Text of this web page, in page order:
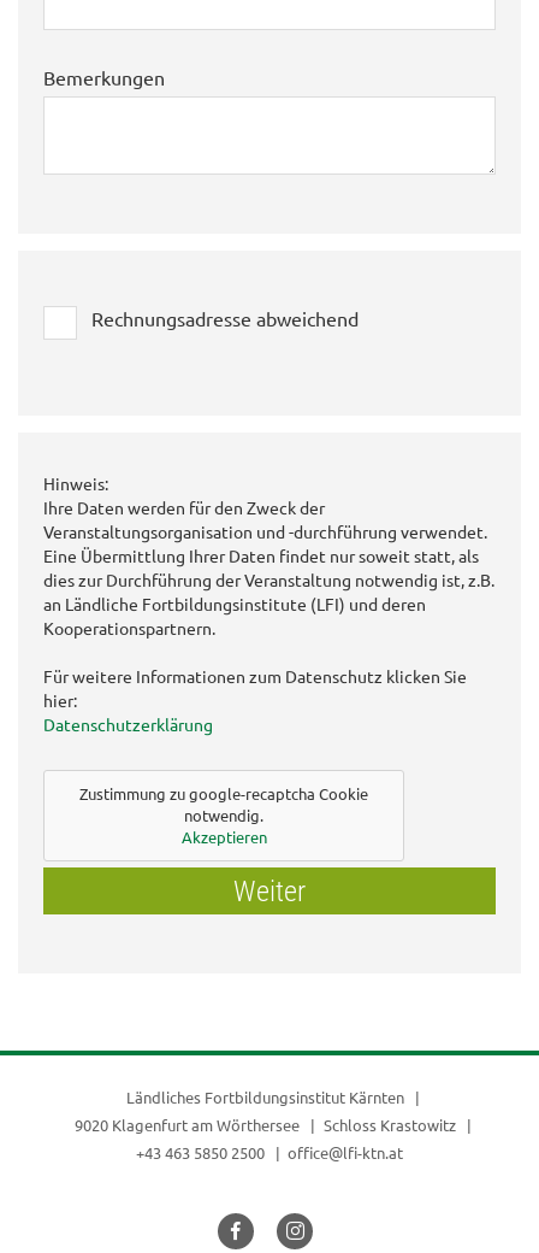
Bemerkungen
Rechnungsadresse abweichend
Hinweis:
Ihre Daten werden für den Zweck der
Veranstaltungsorganisation und -durchführung verwendet.
Eine Übermittlung Ihrer Daten findet nur soweit statt, als
dies zur Durchführung der Veranstaltung notwendig ist, z.B.
an Ländliche Fortbildungsinstitute (LFI) und deren
Kooperationspartnern.
Für weitere Informationen zum Datenschutz klicken Sie
hier:
Datenschutzerklärung
Zustimmung zu google-recaptcha Cookie
notwendig.
Akzeptieren
Weiter
Ländliches Fortbildungsinstitut Kärnten
9020 Klagenfurt am Wörthersee
Schloss Krastowitz
+43 463 5850 2500
office@lfi-ktn.at